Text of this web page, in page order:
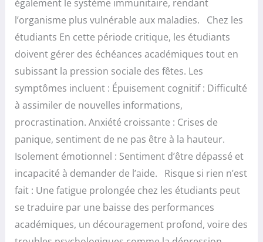
également le système immunitaire, rendant
l’organisme plus vulnérable aux maladies. Chez les
étudiants En cette période critique, les étudiants
doivent gérer des échéances académiques tout en
subissant la pression sociale des fêtes. Les
symptômes incluent : Épuisement cognitif : Difficulté
à assimiler de nouvelles informations,
procrastination. Anxiété croissante : Crises de
panique, sentiment de ne pas être à la hauteur.
Isolement émotionnel : Sentiment d’être dépassé et
incapacité à demander de l’aide. Risque si rien n’est
fait : Une fatigue prolongée chez les étudiants peut
se traduire par une baisse des performances
académiques, un découragement profond, voire des